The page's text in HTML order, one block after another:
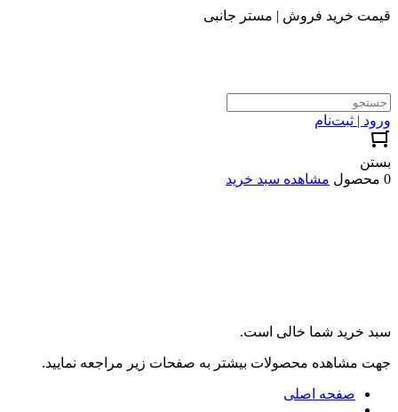
قیمت خرید فروش | مستر جانبی
ورود | ثبت‌نام
بستن
0 محصول
مشاهده سبد خرید
سبد خرید شما خالی است.
جهت مشاهده محصولات بیشتر به صفحات زیر مراجعه نمایید.
صفحه اصلی